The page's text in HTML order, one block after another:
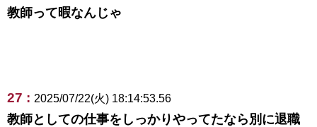
教師って暇なんじゃ
27 : 2025/07/22(火) 18:14:53.56
教師としての仕事をしっかりやってたなら別に退職